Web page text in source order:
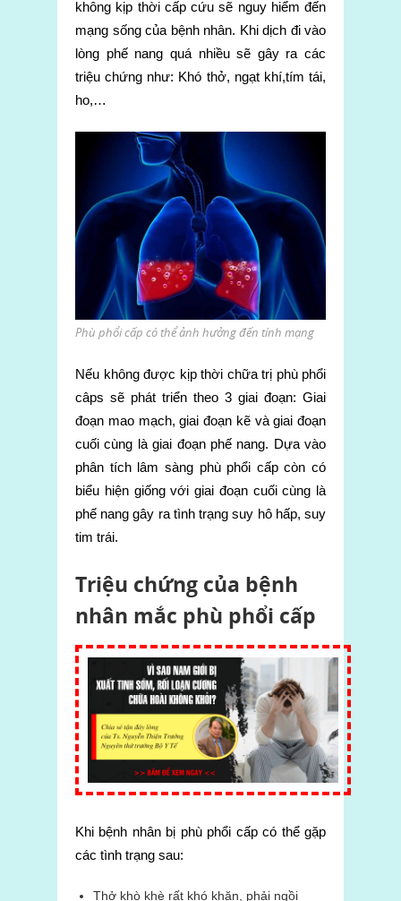
không kịp thời cấp cứu sẽ nguy hiểm đến
mạng sống của bệnh nhân. Khi dịch đi vào
lòng phế nang quá nhiều sẽ gây ra các
triệu chứng như: Khó thở, ngạt khí,tím tái,
ho,…
Phù phổi cấp có thể ảnh hưởng đến tính mạng
Nếu không được kịp thời chữa trị phù phổi
câps sẽ phát triển theo 3 giai đoạn: Giai
đoạn mao mạch, giai đoạn kẽ và giai đoạn
cuối cùng là giai đoạn phế nang. Dựa vào
phân tích lâm sàng phù phổi cấp còn có
biểu hiện giống với giai đoạn cuối cùng là
phế nang gây ra tình trạng suy hô hấp, suy
tim trái.
Triệu chứng của bệnh
nhân mắc phù phổi cấp
Khi bệnh nhân bị phù phổi cấp có thể gặp
các tình trạng sau:
Thở khò khè rất khó khăn, phải ngồi